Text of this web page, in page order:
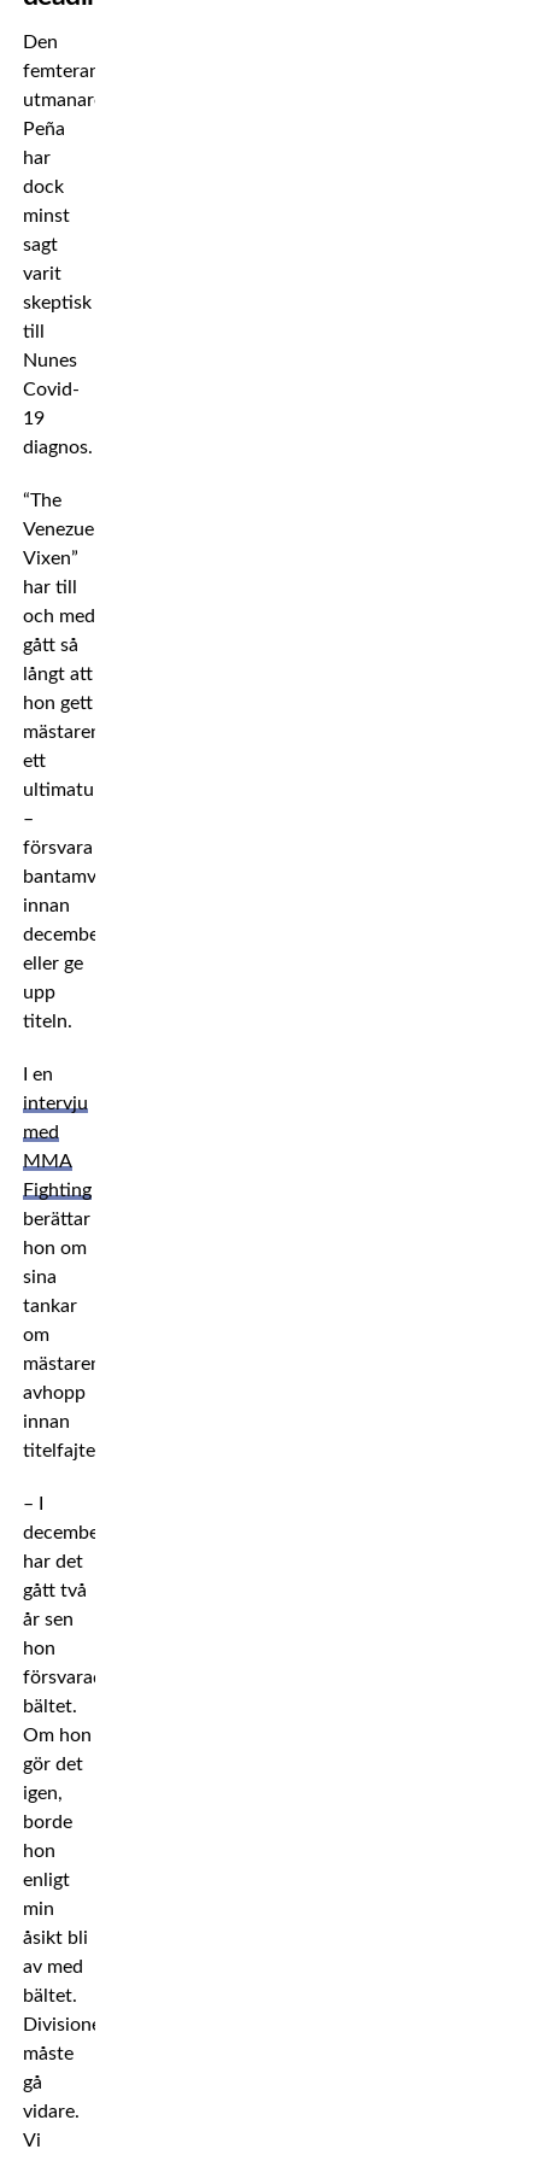
Den
femterankade
utmanaren
Peña
har
dock
minst
sagt
varit
skeptisk
till
Nunes
Covid-
19
diagnos.
“The
Venezuelan
Vixen”
har till
och med
gått så
långt att
hon gett
mästaren
ett
ultimatum
–
försvara
bantamviktstiteln
innan
december
eller ge
upp
titeln.
I en
intervju
med
MMA
Fighting
berättar
hon om
sina
tankar
om
mästarens
avhopp
innan
titelfajten.
– I
december
har det
gått två
år sen
hon
försvarade
bältet.
Om hon
gör det
igen,
borde
hon
enligt
min
åsikt bli
av med
bältet.
Divisionen
måste
gå
vidare.
Vi